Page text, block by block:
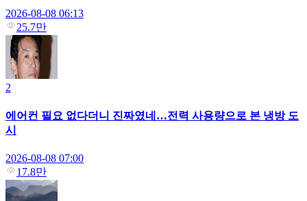
2026-08-08 06:13
25.7만
2
에어컨 필요 없다더니 진짜였네…전력 사용량으로 본 냉방 도
시
2026-08-08 07:00
17.8만